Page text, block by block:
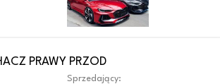
PRAWY PRZOD
Sprzedający: